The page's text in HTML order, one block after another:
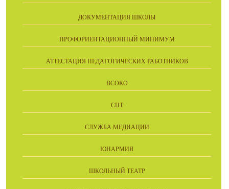
ДОКУМЕНТАЦИЯ ШКОЛЫ
ПРОФОРИЕНТАЦИОННЫЙ МИНИМУМ
АТТЕСТАЦИЯ ПЕДАГОГИЧЕСКИХ РАБОТНИКОВ
ВСОКО
СПТ
СЛУЖБА МЕДИАЦИИ
ЮНАРМИЯ
ШКОЛЬНЫЙ ТЕАТР